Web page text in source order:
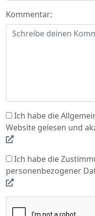
Kommentar:
Ich habe die
Website gelesen und
Ich habe die
personenbezogener